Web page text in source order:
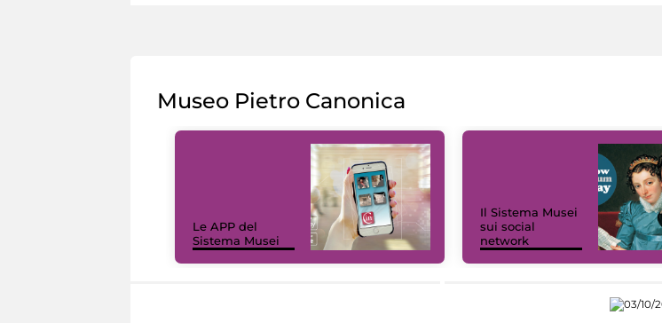
Museo Pietro Canonica
Le APP del
Sistema Musei
Il Sistema Musei
sui social
network